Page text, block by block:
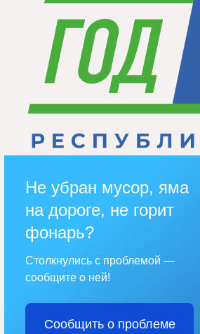
Не убран мусор, яма
на дороге, не горит
фонарь?
Столкнулись с проблемой —
сообщите о ней!
Сообщить о проблеме